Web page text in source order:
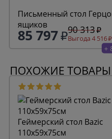
Письменный стол Герцог
ящиков
85 797 90 313
Выгода 4 516
+
ПОХОЖИЕ ТОВАРЫ
Геймерский стол Bazic
110x59x75см